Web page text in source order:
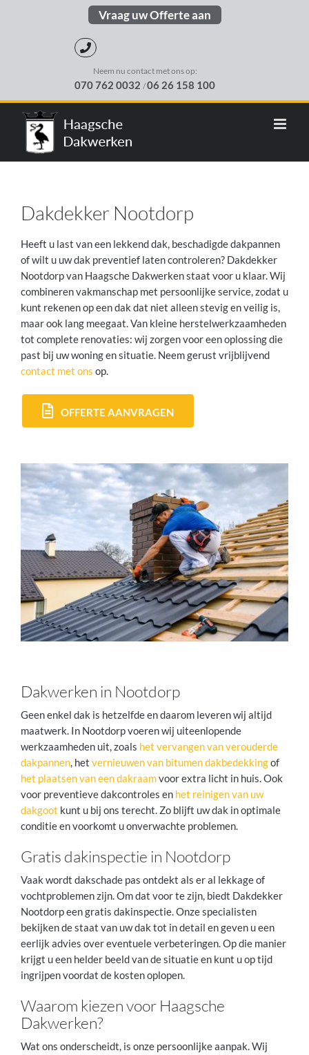
Vraag uw Offerte aan
Neem nu contact met ons op:
070 762 0032 /06 26 158 100
Dakdekker Nootdorp
Heeft u last van een lekkend dak, beschadigde dakpannen
of wilt u uw dak preventief laten controleren? Dakdekker
Nootdorp van Haagsche Dakwerken staat voor u klaar. Wij
combineren vakmanschap met persoonlijke service, zodat u
kunt rekenen op een dak dat niet alleen stevig en veilig is,
maar ook lang meegaat. Van kleine herstelwerkzaamheden
tot complete renovaties: wij zorgen voor een oplossing die
past bij uw woning en situatie. Neem gerust vrijblijvend
contact met ons op.
OFFERTE AANVRAGEN
Dakwerken in Nootdorp
Geen enkel dak is hetzelfde en daarom leveren wij altijd
maatwerk. In Nootdorp voeren wij uiteenlopende
werkzaamheden uit, zoals het vervangen van verouderde
dakpannen, het vernieuwen van bitumen dakbedekkingof
het plaatsen van een dakraamvoor extra licht in huis. Ook
voor preventieve dakcontroles en het reinigen van uw
dakgoot kunt u bij ons terecht. Zo blijft uw dak in optimale
conditie en voorkomt u onverwachte problemen.
Gratis dakinspectie in Nootdorp
Vaak wordt dakschade pas ontdekt als er al lekkage of
vochtproblemen zijn. Om dat voor te zijn, biedt Dakdekker
Nootdorp een gratis dakinspectie. Onze specialisten
bekijken de staat van uw dak tot in detail en geven u een
eerlijk advies over eventuele verbeteringen. Op die manier
krijgt u een helder beeld van de situatie en kunt u op tijd
ingrijpen voordat de kosten oplopen.
Waarom kiezen voor Haagsche
Dakwerken?
Wat ons onderscheidt, is onze persoonlijke aanpak. Wij